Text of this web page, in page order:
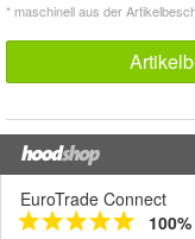
* maschinell aus der
EuroTrade Connect